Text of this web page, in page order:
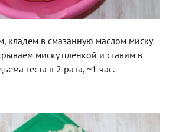
кладем в смазанную маслом миску
миску пленкой и ставим в
теста в 2 раза, ~1 час.